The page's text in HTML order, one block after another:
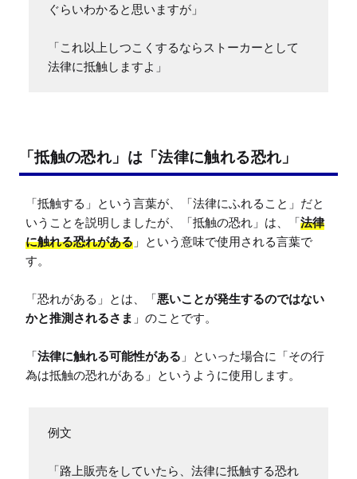
ぐらいわかると思いますが」
「これ以上しつこくするならストーカーとして
法律に抵触しますよ」
「抵触の恐れ」は「法律に触れる恐れ」
「抵触する」という言葉が、「法律にふれること」だと
いうことを説明しましたが、「抵触の恐れ」は、「法律
に触れる恐れがある 」という意味で使用される言葉で
す。
「恐れがある」とは、「悪いことが発生するのではない
かと推測されるさま 」のことです。
「法律に触れる可能性がある 」といった場合に「その行
為は抵触の恐れがある」というように使用します。
例文
「路上販売をしていたら、法律に抵触する恐れ